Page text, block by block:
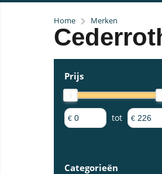
Home Merken
Prijs
€ tot €
Categorieën